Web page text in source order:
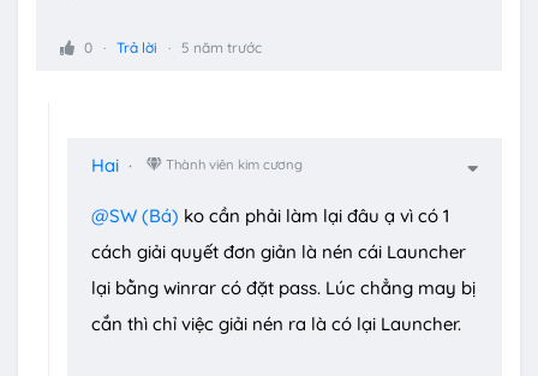
0 Trả lời 5 năm trước
Hai Thành viên kim cương
@SW (Bá) ko cần phải làm lại đâu ạ vì có 1
cách giải quyết đơn giản là nén cái Launcher
lại bằng winrar có đặt pass. Lúc chẳng may bị
cắn thì chỉ việc giải nén ra là có lại Launcher.